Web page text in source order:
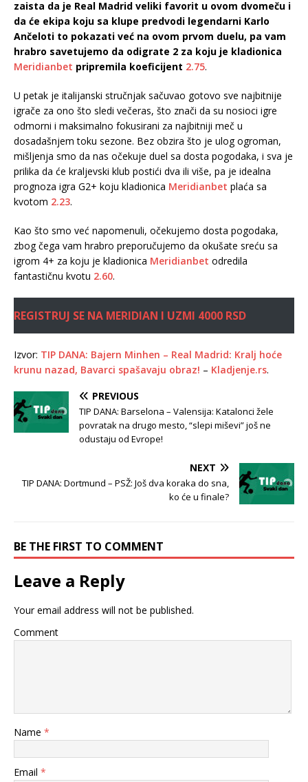
zaista da je Real Madrid veliki favorit u ovom dvomeču i
da će ekipa koju sa klupe predvodi legendarni Karlo
Ančeloti to pokazati već na ovom prvom duelu, pa vam
hrabro savetujemo da odigrate 2 za koju je kladionica
Meridianbet pripremila koeficijent 2.75.
U petak je italijanski stručnjak sačuvao gotovo sve najbitnije
igrače za ono što sledi večeras, što znači da su nosioci igre
odmorni i maksimalno fokusirani za najbitniji meč u
dosadašnjem toku sezone. Bez obzira što je ulog ogroman,
mišljenja smo da nas očekuje duel sa dosta pogodaka, i sva je
prilika da će kraljevski klub postići dva ili više, pa je idealna
prognoza igra G2+ koju kladionica Meridianbet plaća sa
kvotom 2.23.
Kao što smo već napomenuli, očekujemo dosta pogodaka,
zbog čega vam hrabro preporučujemo da okušate sreću sa
igrom 4+ za koju je kladionica Meridianbet odredila
fantastičnu kvotu 2.60.
REGISTRUJ SE NA MERIDIAN I UZMI 4000 RSD
Izvor: TIP DANA: Bajern Minhen – Real Madrid: Kralj hoće
krunu nazad, Bavarci spašavaju obraz! – Kladjenje.rs.
PREVIOUS
TIP DANA: Barselona – Valensija: Katalonci žele
povratak na drugo mesto, “slepi miševi” još ne
odustaju od Evrope!
NEXT
TIP DANA: Dortmund – PSŽ: Još dva koraka do sna,
ko će u finale?
BE THE FIRST TO COMMENT
Leave a Reply
Your email address will not be published.
Comment
Name *
Email *